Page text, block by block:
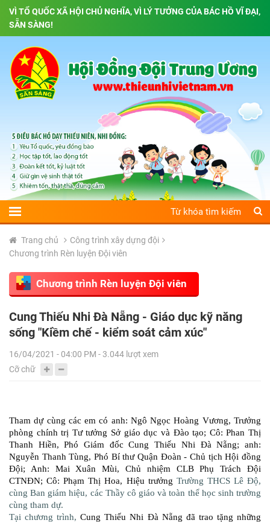
VÌ TỔ QUỐC XÃ HỘI CHỦ NGHĨA, VÌ LÝ TƯỞNG CỦA BÁC HỒ VĨ ĐẠI,
SẴN SÀNG!
Trang chủ
Công trình xây dựng đội
Chương trình Rèn luyện Đội viên
Chương trình Rèn luyện Đội viên
Cung Thiếu Nhi Đà Nẵng - Giáo dục kỹ năng
sống "Kiềm chế - kiểm soát cảm xúc"
16/04/2021 - 04:00 PM - 3.044 lượt xem
Cỡ chữ
Tham dự cùng các em có anh: Ngô Ngọc Hoàng Vương, Trưởng
phòng chính trị Tư tưởng Sở giáo dục và Đào tạo; Cô: Phan Thị
Thanh Hiền, Phó Giám đốc Cung Thiếu Nhi Đà Nẵng; anh:
Nguyễn Thanh Tùng, Phó Bí thư Quận Đoàn - Chủ tịch Hội đồng
Đội; Anh: Mai Xuân Mùi, Chủ nhiệm CLB Phụ Trách Đội
CTNĐN; Cô: Phạm Thị Hoa, Hiệu trưởng Trường THCS Lê Độ,
cùng Ban giám hiệu, các Thầy cô giáo và toàn thể học sinh trường
cùng tham dự.
Tại chương trình,Cung Thiếu Nhi Đà Nẵng đã trao tặng những